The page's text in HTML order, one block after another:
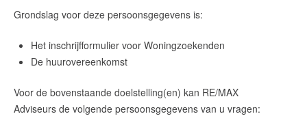
Grondslag voor deze persoonsgegevens is:
Het inschrijfformulier voor Woningzoekenden
De huurovereenkomst
Voor de bovenstaande doelstelling(en) kan RE/MAX
Adviseurs de volgende persoonsgegevens van u vragen: